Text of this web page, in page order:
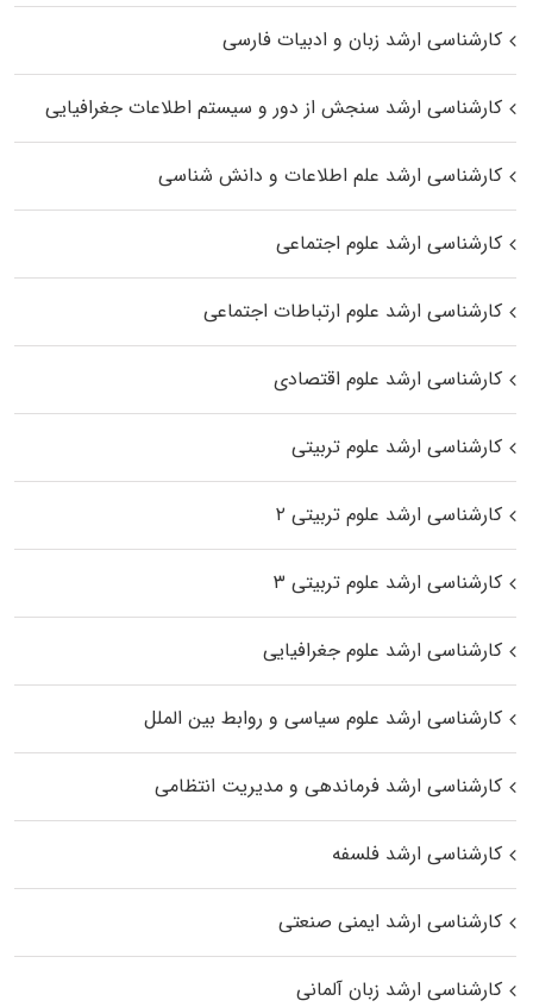
کارشناسی ارشد زبان و ادبیات فارسی
کارشناسی ارشد سنجش از دور و سیستم اطلاعات جغرافیایی
کارشناسی ارشد علم اطلاعات و دانش شناسی
کارشناسی ارشد علوم اجتماعی
کارشناسی ارشد علوم ارتباطات اجتماعی
کارشناسی ارشد علوم اقتصادی
کارشناسی ارشد علوم تربیتی
کارشناسی ارشد علوم تربیتی ۲
کارشناسی ارشد علوم تربیتی ۳
کارشناسی ارشد علوم جغرافیایی
کارشناسی ارشد علوم سیاسی و روابط بین الملل
کارشناسی ارشد فرماندهی و مدیریت انتظامی
کارشناسی ارشد فلسفه
کارشناسی ارشد ایمنی صنعتی
کارشناسی ارشد زبان آلمانی